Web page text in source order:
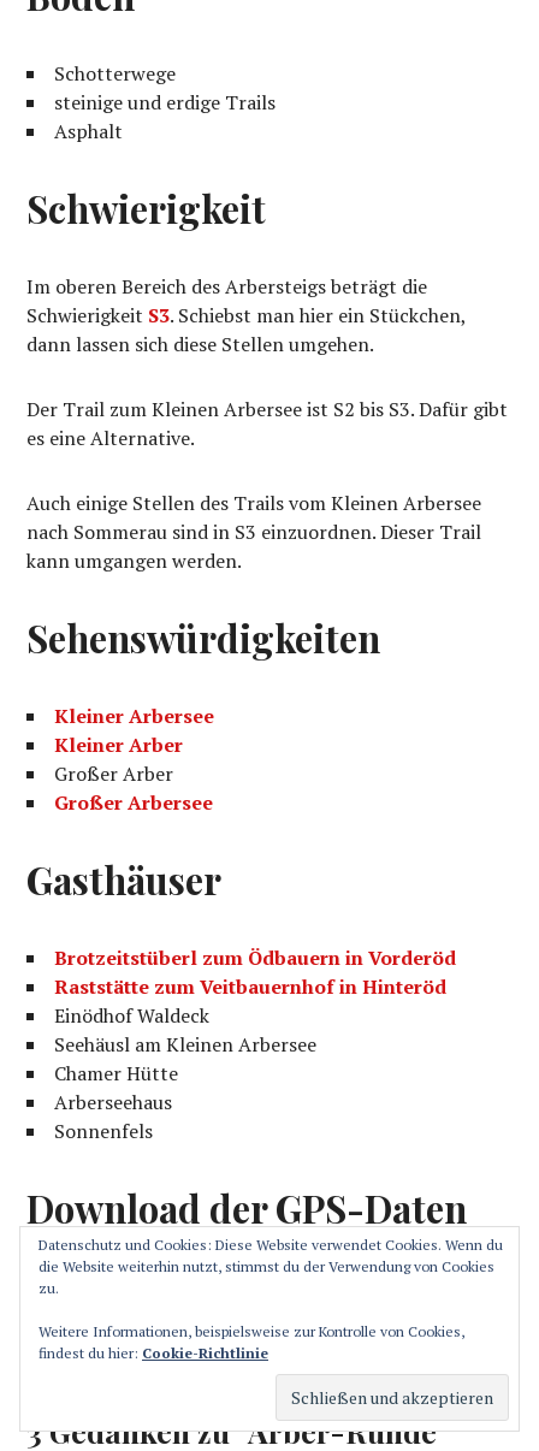
Schotterwege
steinige und erdige Trails
Asphalt
Schwierigkeit
Im oberen Bereich des Arbersteigs beträgt die
Schwierigkeit S3. Schiebst man hier ein Stückchen,
dann lassen sich diese Stellen umgehen.
Der Trail zum Kleinen Arbersee ist S2 bis S3. Dafür gibt
es eine Alternative.
Auch einige Stellen des Trails vom Kleinen Arbersee
nach Sommerau sind in S3 einzuordnen. Dieser Trail
kann umgangen werden.
Sehenswürdigkeiten
Kleiner Arbersee
Kleiner Arber
Großer Arber
Großer Arbersee
Gasthäuser
Brotzeitstüberl zum Ödbauern in Vorderöd
Raststätte zum Veitbauernhof in Hinteröd
Einödhof Waldeck
Seehäusl am Kleinen Arbersee
Chamer Hütte
Arberseehaus
Sonnenfels
Download der GPS-Daten
GPX-Daten
POIs HERUNTERLADEN
3 Gedanken zu “Arber-Runde”
Datenschutz und Cookies: Diese Website verwendet Cookies. Wenn du
die Website weiterhin nutzt, stimmst du der Verwendung von Cookies
zu.
Weitere Informationen, beispielsweise zur Kontrolle von Cookies,
findest du hier: Cookie-Richtlinie